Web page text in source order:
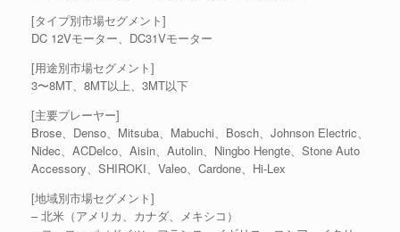
[タイプ別市場セグメント]
DC 12Vモーター、DC31Vモーター
[用途別市場セグメント]
3〜8MT、8MT以上、3MT以下
[主要プレーヤー]
Brose、Denso、Mitsuba、Mabuchi、Bosch、Johnson Electric、
Nidec、ACDelco、Aisin、Autolin、Ningbo Hengte、Stone Auto
Accessory、SHIROKI、Valeo、Cardone、Hi-Lex
[地域別市場セグメント]
– 北米（アメリカ、カナダ、メキシコ）